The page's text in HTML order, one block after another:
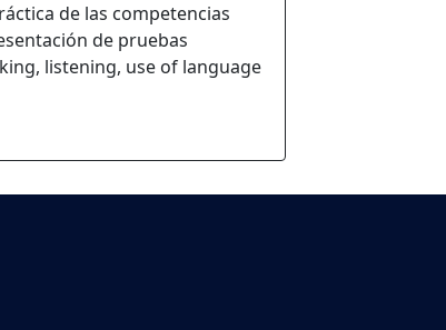
de las competencias
de pruebas
listening, use of language